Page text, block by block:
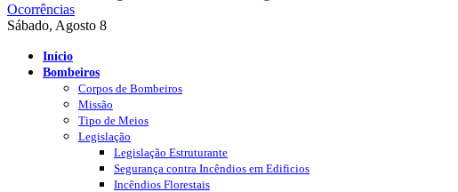
Ocorrências
Sábado, Agosto 8
Início
Bombeiros
Corpos de Bombeiros
Missão
Tipo de Meios
Legislação
Legislação Estruturante
Segurança contra Incêndios em Edificios
Incêndios Florestais